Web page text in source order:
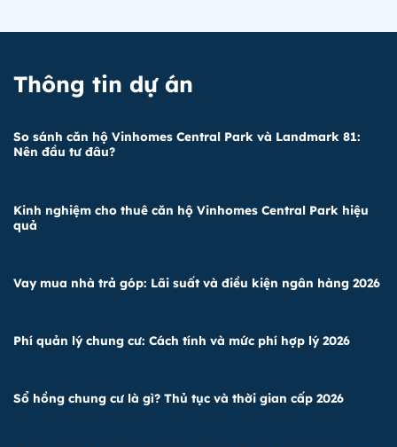
Thông tin dự án
So sánh căn hộ Vinhomes Central Park và Landmark 81:
Nên đầu tư đâu?
Kinh nghiệm cho thuê căn hộ Vinhomes Central Park hiệu
quả
Vay mua nhà trả góp: Lãi suất và điều kiện ngân hàng 2026
Phí quản lý chung cư: Cách tính và mức phí hợp lý 2026
Sổ hồng chung cư là gì? Thủ tục và thời gian cấp 2026